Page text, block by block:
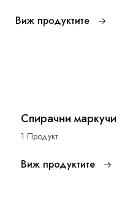
Виж продуктите
Спирачни маркучи
1 Продукт
Виж продуктите